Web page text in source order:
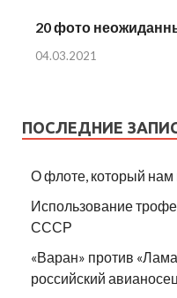
20 фото
04.03.2021
ПОСЛЕДНИЕ
О флоте, который нам
Использование
СССР
«Варан» против
российский